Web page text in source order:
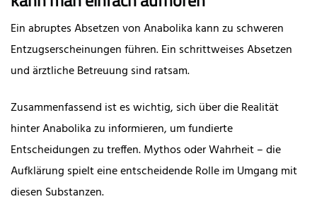
Ein abruptes Absetzen von Anabolika kann zu schweren
Entzugserscheinungen führen. Ein schrittweises Absetzen
und ärztliche Betreuung sind ratsam.
Zusammenfassend ist es wichtig, sich über die Realität
hinter Anabolika zu informieren, um fundierte
Entscheidungen zu treffen. Mythos oder Wahrheit – die
Aufklärung spielt eine entscheidende Rolle im Umgang mit
diesen Substanzen.